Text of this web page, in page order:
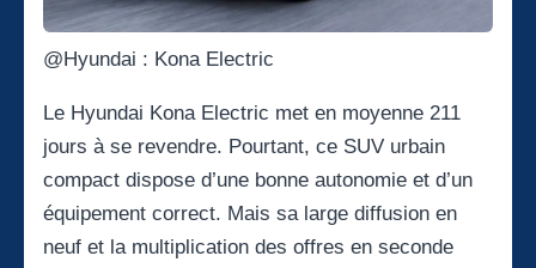
@Hyundai : Kona Electric
Le Hyundai Kona Electric met en moyenne 211
jours à se revendre. Pourtant, ce SUV urbain
compact dispose d’une bonne autonomie et d’un
équipement correct. Mais sa large diffusion en
neuf et la multiplication des offres en seconde